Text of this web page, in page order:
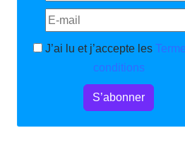
J’ai lu et j’accepte les
conditions
S’abonner